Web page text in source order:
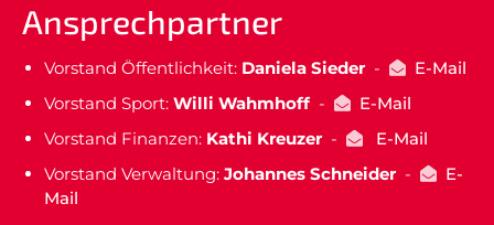
Ansprechpartner
Vorstand Öffentlichkeit: Daniela Sieder-
E-Mail
Vorstand Sport: Willi Wahmhoff-
E-Mail
Vorstand Finanzen: Kathi Kreuzer-
E-Mail
Vorstand Verwaltung: Johannes Schneider -
E-
Mail